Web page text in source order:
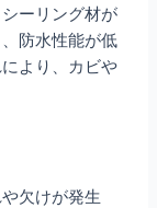
ーリング材が
防水性能が低
より、カビや
欠けが発生